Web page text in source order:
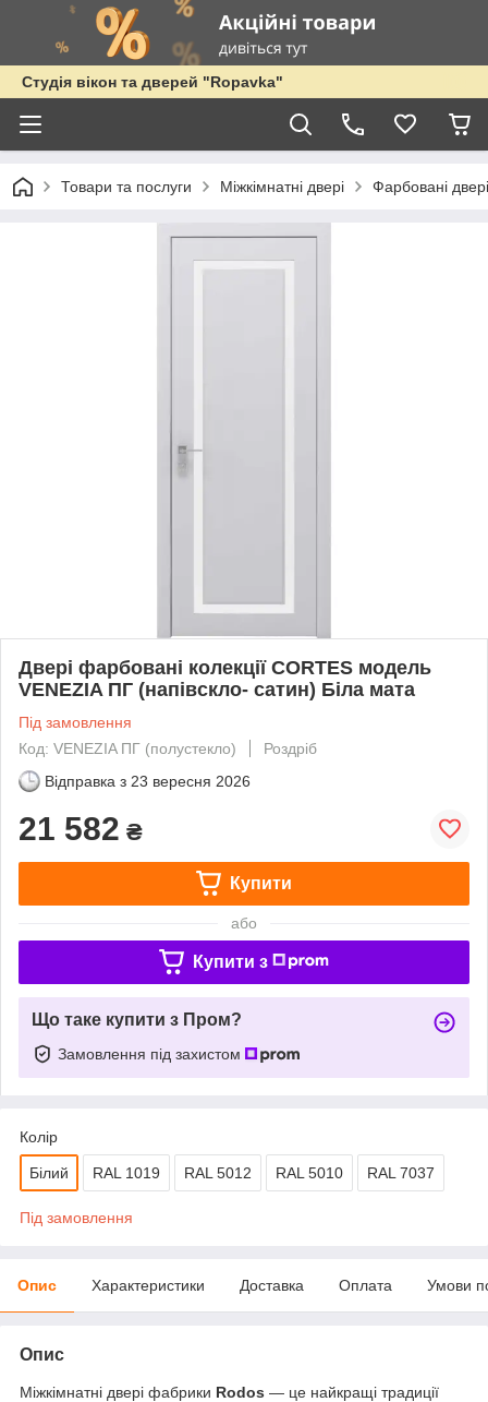
Студія вікон та дверей "Ropavka"
Товари та послуги Міжкімнатні двері Фарбовані двері
Двері фарбовані колекції CORTES модель
VENEZIA ПГ (напівскло- сатин) Біла мата
Під замовлення
Код: VENEZIA ПГ (полустекло)
Роздріб
Відправка з 23 вересня 2026
21 582 ₴
Купити
або
Купити з
Що таке купити з Пром?
Замовлення під захистом
Колір
Білий RAL 1019 RAL 5012 RAL 5010 RAL 7037
Під замовлення
Опис Характеристики Доставка Оплата Умови
Опис
Міжкімнатні двері фабрики Rodos — це найкращі традиції